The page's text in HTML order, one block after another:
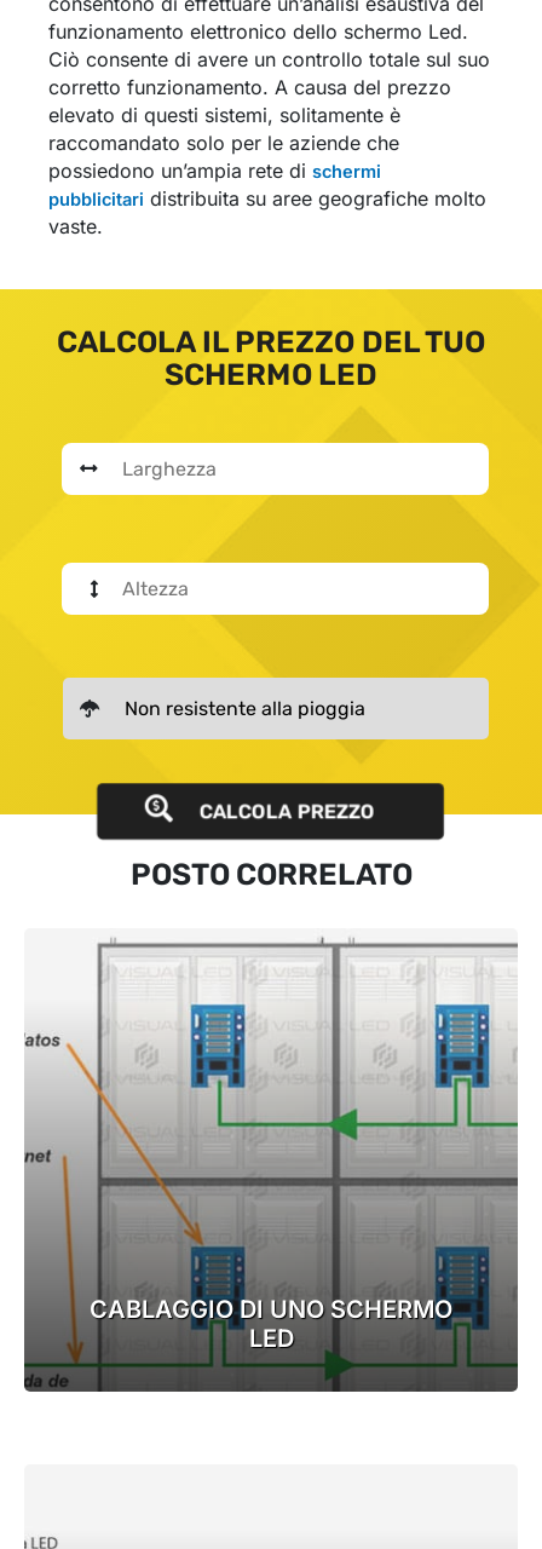
funzionamento elettronico dello schermo Led.
Ciò consente di avere un controllo totale sul suo
corretto funzionamento. A causa del prezzo
elevato di questi sistemi, solitamente è
raccomandato solo per le aziende che
possiedono un’ampia rete dischermi
pubblicitari distribuita su aree geografiche molto
vaste.
CALCOLA IL PREZZO DEL TUO
SCHERMO LED
CALCOLA PREZZO
POSTO CORRELATO
CABLAGGIO DI UNO SCHERMO
LED